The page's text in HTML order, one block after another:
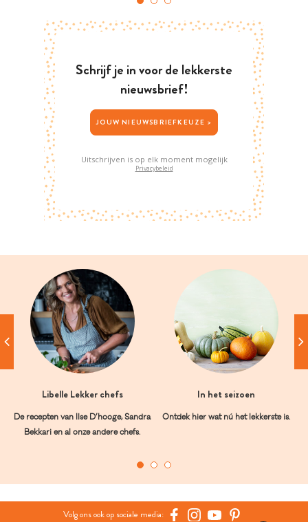
Schrijf je in voor de lekkerste
nieuwsbrief!
JOUW NIEUWSBRIEFKEUZE >
Uitschrijven is op elk moment mogelijk
Privacybeleid
Libelle Lekker chefs
De recepten van Ilse D’hooge, Sandra
Bekkari en al onze andere chefs.
In het seizoen
Ontdek hier wat nú het lekkerste is.
Volg ons ook op sociale media: